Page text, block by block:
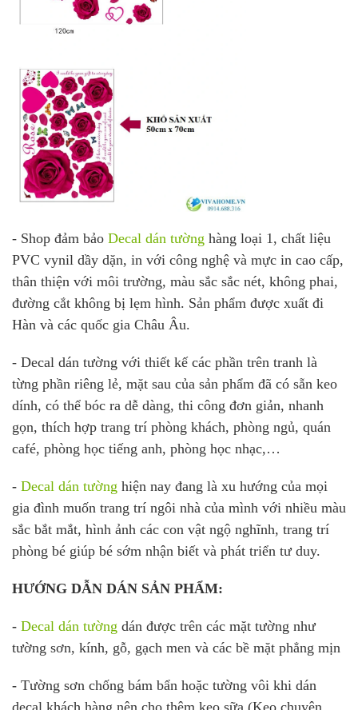
- Shop đảm bảo Decal dán tường hàng loại 1, chất liệu
PVC vynil dầy dặn, in với công nghệ và mực in cao cấp,
thân thiện với môi trường, màu sắc sắc nét, không phai,
đường cắt không bị lẹm hình. Sản phẩm được xuất đi
Hàn và các quốc gia Châu Âu.
- Decal dán tường với thiết kế các phần trên tranh là
từng phần riêng lẻ, mặt sau của sản phẩm đã có sẵn keo
dính, có thể bóc ra dễ dàng, thi công đơn giản, nhanh
gọn, thích hợp trang trí phòng khách, phòng ngủ, quán
café, phòng học tiếng anh, phòng học nhạc,…
- Decal dán tường hiện nay đang là xu hướng của mọi
gia đình muốn trang trí ngôi nhà của mình với nhiều màu
sắc bắt mắt, hình ảnh các con vật ngộ nghĩnh, trang trí
phòng bé giúp bé sớm nhận biết và phát triển tư duy.
HƯỚNG DẪN DÁN SẢN PHẨM:
- Decal dán tường dán được trên các mặt tường như
tường sơn, kính, gỗ, gạch men và các bề mặt phẳng mịn
- Tường sơn chống bám bẩn hoặc tường vôi khi dán
decal khách hàng nên cho thêm keo sữa (Keo chuyên